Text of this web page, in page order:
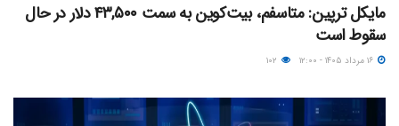
مایکل ترپین: متاسفم، بیت‌کوین به سمت ۴۳,۵۰۰ دلار در حال
سقوط است